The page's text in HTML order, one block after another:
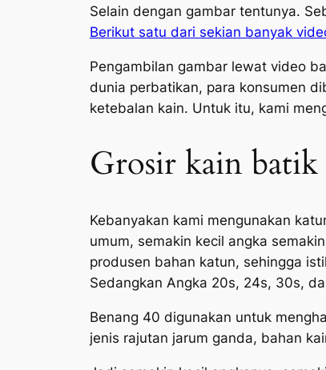
Selain dengan gambar tentunya.
Berikut satu dari sekian banyak
Pengambilan gambar lewat video
dunia perbatikan, para konsumen
ketebalan kain. Untuk itu, kami
Grosir kain
Kebanyakan kami mengunakan
umum, semakin kecil angka
produsen bahan katun, sehingga
Sedangkan Angka 20s, 24s, 30s,
Benang 40 digunakan untuk
jenis rajutan jarum ganda, bahan